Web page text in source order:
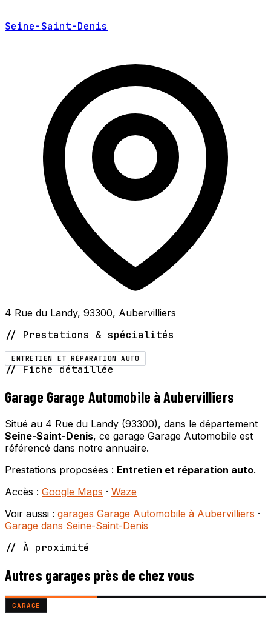
Seine-Saint-Denis
4 Rue du Landy, 93300, Aubervilliers
// Prestations & spécialités
ENTRETIEN ET RÉPARATION AUTO
// Fiche détaillée
Garage Garage Automobile à Aubervilliers
Situé au 4 Rue du Landy (93300), dans le département
Seine-Saint-Denis, ce garage Garage Automobile est
référencé dans notre annuaire.
Prestations proposées : Entretien et réparation auto.
Accès : Google Maps · Waze
Voir aussi : garages Garage Automobile à Aubervilliers ·
Garage dans Seine-Saint-Denis
// À proximité
Autres garages près de chez vous
GARAGE